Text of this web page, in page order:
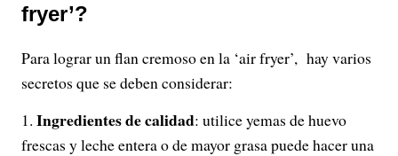
fryer’?
Para lograr un flan cremoso en la ‘air fryer’, hay varios
secretos que se deben considerar:
Ingredientes de calidad: utilice yemas de huevo
frescas y leche entera o de mayor grasa puede hacer una